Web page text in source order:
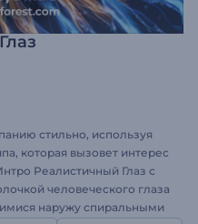
стильно, используя
которая вызовет интерес
Реалистичный Глаз с
человеческого глаза
наружу спиральными